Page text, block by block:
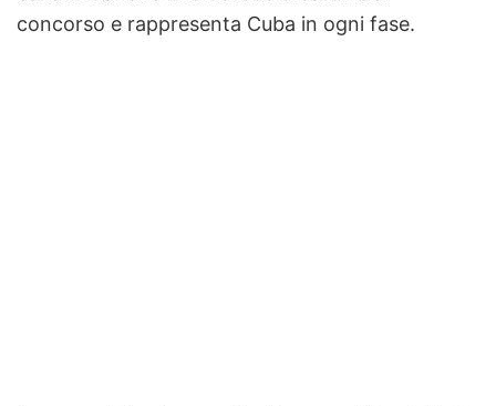
concorso e rappresenta Cuba in ogni fase.